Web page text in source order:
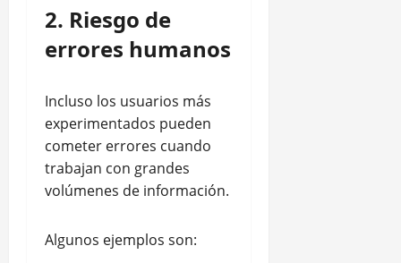
2. Riesgo de
errores humanos
Incluso los usuarios más
experimentados pueden
cometer errores cuando
trabajan con grandes
volúmenes de información.
Algunos ejemplos son: